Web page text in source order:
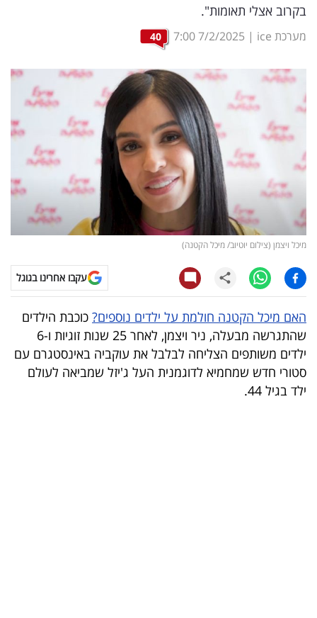
משפט
ומחקרים
דעות
רכילות
עסקית
קריפטו
ויראלי
עסקי
ספורט
קריירה
ולימודים
בקרוב אצלי תאומות".
מערכת ice |
7/2/2025
7:00
40
מיכל ויצמן (צילום יוטיוב/ מיכל הקטנה)
עקבו אחרינו בגוגל
האם מיכל הקטנה חולמת על ילדים נוספים? כוכבת הילדים
שהתגרשה מבעלה, ניר ויצמן, לאחר 25 שנות זוגיות ו-6
ילדים משותפים הצליחה לבלבל את עוקביה באינסטגרם עם
סטורי חדש שמחמיא לדוגמנית העל ג'יזל שמביאה לעולם
ילד בגיל 44.